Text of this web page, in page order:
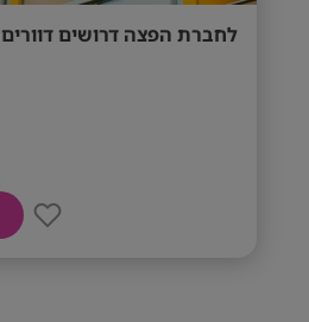
לחברת הפצה דרושים דוורים